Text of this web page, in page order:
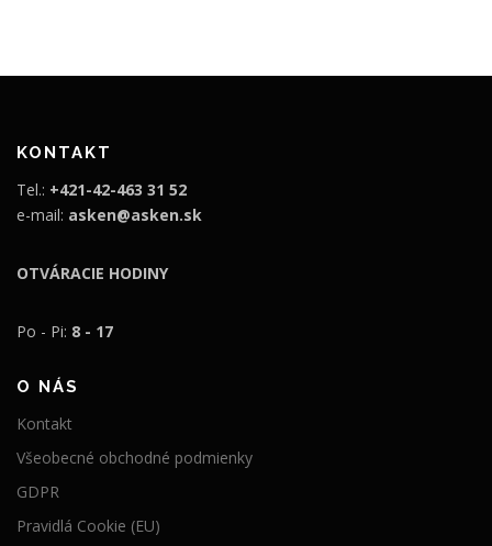
c
a
KONTAKT
Tel.: +421-42-463 31 52
e-mail: asken@asken.sk
OTVÁRACIE HODINY
Po - Pi: 8 - 17
O NÁS
Kontakt
Všeobecné obchodné podmienky
GDPR
Pravidlá Cookie (EU)